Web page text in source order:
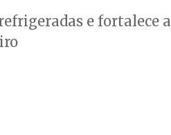
e fortalece a